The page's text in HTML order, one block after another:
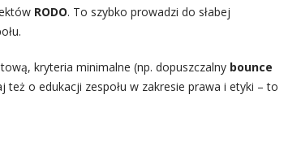
RODO. To szybko prowadzi do słabej
kryteria minimalne (np. dopuszczalny bounce
też o edukacji zespołu w zakresie prawa i etyki – to